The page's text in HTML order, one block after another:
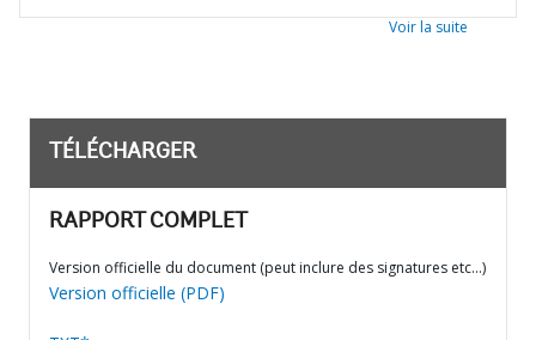
Voir la suite
TÉLÉCHARGER
RAPPORT COMPLET
Version officielle du document (peut inclure des signatures etc…)
Version officielle (PDF)